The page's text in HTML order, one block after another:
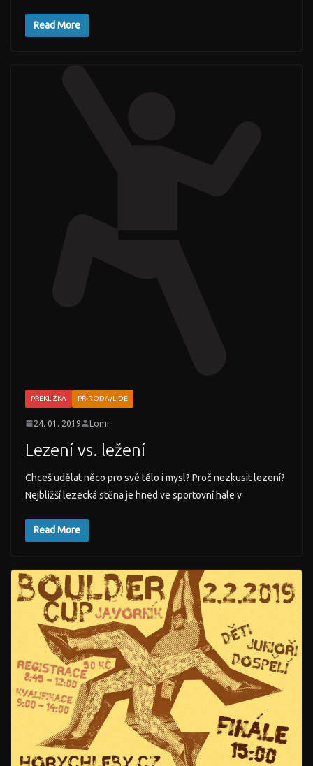
Read More
PŘEKLIŽKA PŘÍRODA/LIDÉ
24. 01. 2019 Lomi
Lezení vs. ležení
Chceš udělat něco pro své tělo i mysl? Proč nezkusit lezení?
Nejbližší lezecká stěna je hned ve sportovní hale v
Read More